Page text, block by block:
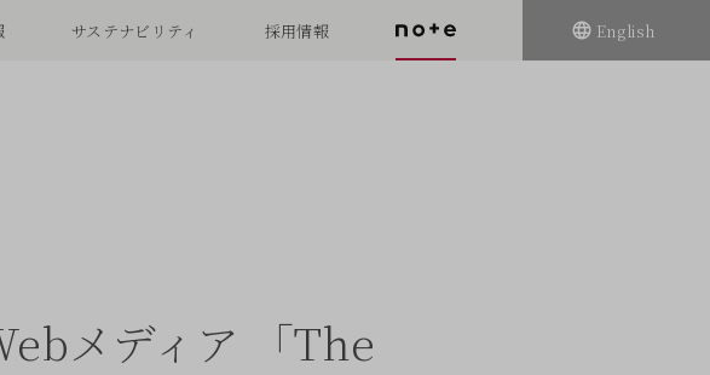
English
サステナビリティ 採用情報
メディア 「The